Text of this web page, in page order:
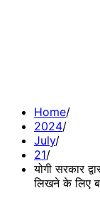
Home
2024
July
21
योगी सरकार
लिखने के लिए